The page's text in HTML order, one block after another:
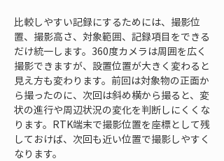
比較しやすい記録にするためには、撮影位
置、撮影高さ、対象範囲、記録項目をできる
だけ統一します。360度カメラは周囲を広く
撮影できますが、設置位置が大きく変わると
見え方も変わります。前回は対象物の正面か
ら撮ったのに、次回は斜め横から撮ると、変
状の進行や周辺状況の変化を判断しにくくな
ります。RTK端末で撮影位置を座標として残
しておけば、次回も近い位置で撮影しやすく
なります。